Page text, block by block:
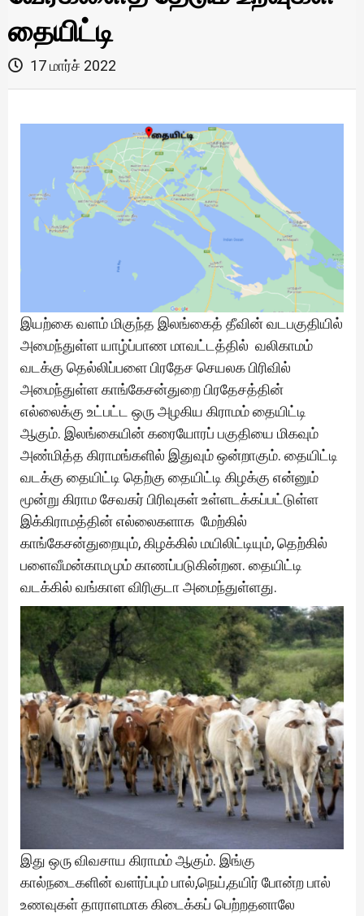
தையிட்டி
17 மார்ச் 2022
இயற்கை வளம் மிகுந்த இலங்கைத் தீவின் வடபகுதியில்
அமைந்துள்ள யாழ்ப்பாண மாவட்டத்தில் வலிகாமம்
வடக்கு தெல்லிப்பளை பிரதேச செயலக பிரிவில்
அமைந்துள்ள காங்கேசன்துறை பிரதேசத்தின்
எல்லைக்கு உட்பட்ட ஒரு அழகிய கிராமம் தையிட்டி
ஆகும். இலங்கையின் கரையோரப் பகுதியை மிகவும்
அண்மித்த கிராமங்களில் இதுவும் ஒன்றாகும். தையிட்டி
வடக்கு தையிட்டி தெற்கு தையிட்டி கிழக்கு என்னும்
மூன்று கிராம சேவகர் பிரிவுகள் உள்ளடக்கப்பட்டுள்ள
இக்கிராமத்தின் எல்லைகளாக மேற்கில்
காங்கேசன்துறையும், கிழக்கில் மயிலிட்டியும், தெற்கில்
பளைவீமன்காமமும் காணப்படுகின்றன. தையிட்டி
வடக்கில் வங்காள விரிகுடா அமைந்துள்ளது.
இது ஒரு விவசாய கிராமம் ஆகும். இங்கு
கால்நடைகளின் வளர்ப்பும் பால்,நெய்,தயிர் போன்ற பால்
உணவுகள் தாராளமாக கிடைக்கப் பெற்றதனாலே